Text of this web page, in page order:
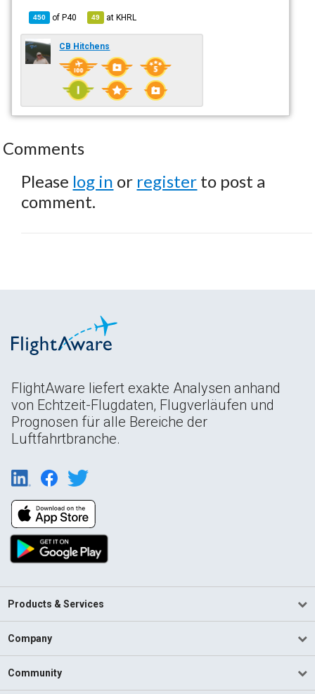
450 ofP40 49 atKHRL
CB Hitchens
Comments
Please log in or register to post a
comment.
FlightAware liefert exakte Analysen anhand
von Echtzeit-Flugdaten, Flugverläufen und
Prognosen für alle Bereiche der
Luftfahrtbranche.
Products & Services
Company
Community